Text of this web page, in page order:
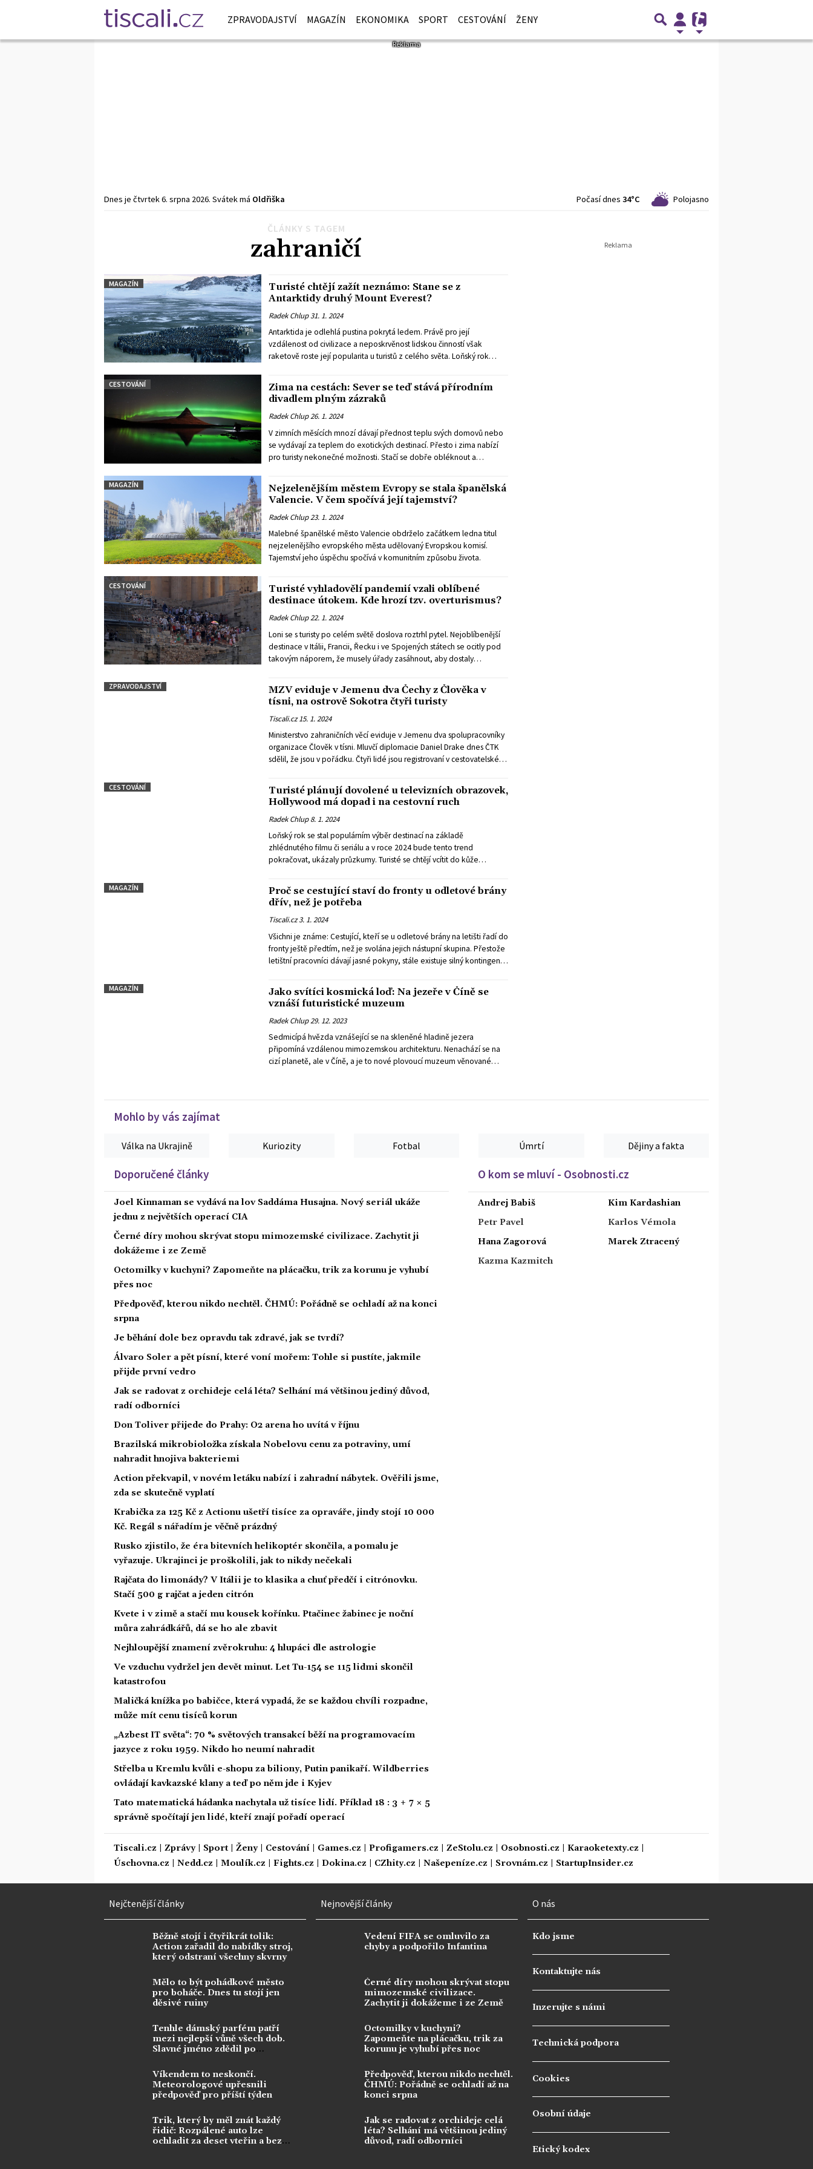
ZPRAVODAJSTVÍ MAGAZÍN EKONOMIKA SPORT CESTOVÁNÍ ŽENY
Dnes je čtvrtek6. srpna 2026. Svátek má Oldřiška Počasí dnes 34°C Polojasno
ČLÁNKY S TAGEM
zahraničí
MAGAZÍN
Turisté chtějí zažít neznámo: Stane se z
Antarktidy druhý Mount Everest?
Radek Chlup 31. 1. 2024
Antarktida je odlehlá pustina pokrytá ledem. Právě pro její
vzdálenost od civilizace a neposkrvěnost lidskou činností však
raketově roste její popularita u turistů z celého světa. Loňský rok
CESTOVÁNÍ
Zima na cestách: Sever se teď stává přírodním
divadlem plným zázraků
Radek Chlup26. 1. 2024
V zimních měsících mnozí dávají přednost teplu svých domovů nebo
se vydávají za teplem do exotických destinací. Přesto i zima nabízí
pro turisty nekonečné možnosti. Stačí se dobře obléknout a
MAGAZÍN
Nejzelenějším městem Evropy se stala španělská
Valencie. V čem spočívá její tajemství?
Radek Chlup 23. 1. 2024
Malebné španělské město Valencie obdrželo začátkem ledna titul
nejzelenějšího evropského města udělovaný Evropskou komisí.
Tajemství jeho úspěchu spočívá v komunitním způsobu života.
CESTOVÁNÍ
Turisté vyhladovělí pandemií vzali oblíbené
destinace útokem. Kde hrozí tzv. overturismus?
Radek Chlup22. 1. 2024
Loni se s turisty po celém světě doslova roztrhl pytel. Nejoblíbenější
destinace v Itálii, Francii, Řecku i ve Spojených státech se ocitly pod
takovým náporem, že musely úřady zasáhnout, aby dostaly
ZPRAVODAJSTVÍ
MZV eviduje v Jemenu dva Čechy z Člověka v
tísni, na ostrově Sokotra čtyři turisty
Tiscali.cz 15. 1. 2024
Ministerstvo zahraničních věcí eviduje v Jemenu dva spolupracovníky
organizace Člověk v tísni. Mluvčí diplomacie Daniel Drake dnes ČTK
sdělil, že jsou v pořádku. Čtyři lidé jsou registrovaní v cestovatelském
varování MZV ohledně cest do Jemenu. Američané v Jemenu v
posledních dnech opakovaně útočili na pozice húsíjských rebelů.
CESTOVÁNÍ
Turisté plánují dovolené u televizních obrazovek,
Hollywood má dopad i na cestovní ruch
Radek Chlup 8. 1. 2024
Loňský rok se stal populárním výběr destinací na základě
zhlédnutého filmu či seriálu a v roce 2024 bude tento trend
pokračovat, ukázaly průzkumy. Turisté se chtějí vcítit do kůže
MAGAZÍN
Proč se cestující staví do fronty u odletové brány
dřív, než je potřeba
Tiscali.cz 3. 1. 2024
Všichni je známe: Cestující, kteří se u odletové brány na letišti řadí do
fronty ještě předtím, než je svolána jejich nástupní skupina. Přestože
letištní pracovníci dávají jasné pokyny, stále existuje silný kontingent
nebo čekají na svých místech, aby byli na palubě jako poslední.
Zatímco druhý typ se často drží zpátky, aby se vyhnul stání ve frontě,
motivy, které vedou první skupinu, mohou být hůře odhadnutelné,
napsal list The Washington Post (WP).
MAGAZÍN
Jako svítíci kosmická loď: Na jezeře v Číně se
vznáší futuristické muzeum
Radek Chlup 29. 12. 2023
Sedmicípá hvězda vznášející se na skleněné hladině jezera
připomíná vzdálenou mimozemskou architekturu. Nenachází se na
cizí planetě, ale v Číně, a je to nové plovoucí muzeum věnované
Mohlo by vás zajímat
Válka na Ukrajině Kuriozity Fotbal Úmrtí Dějiny a fakta
Doporučené články
Joel Kinnaman se vydává na lov Saddáma Husajna. Nový seriál ukáže
jednu z největších operací CIA
Černé díry mohou skrývat stopu mimozemské civilizace. Zachytit ji
dokážeme i ze Země
Octomilky v kuchyni? Zapomeňte na plácačku, trik za korunu je vyhubí
přes noc
Předpověď, kterou nikdo nechtěl. ČHMÚ: Pořádně se ochladí až na konci
srpna
Je běhání dole bez opravdu tak zdravé, jak se tvrdí?
Álvaro Soler a pět písní, které voní mořem: Tohle si pustíte, jakmile
přijde první vedro
Jak se radovat z orchideje celá léta? Selhání má většinou jediný důvod,
radí odborníci
Don Toliver přijede do Prahy: O2 arena ho uvítá v říjnu
Brazilská mikrobioložka získala Nobelovu cenu za potraviny, umí
nahradit hnojiva bakteriemi
Action překvapil, v novém letáku nabízí i zahradní nábytek. Ověřili jsme,
zda se skutečně vyplatí
Krabička za 125 Kč z Actionu ušetří tisíce za opraváře, jindy stojí 10 000
Kč. Regál s nářadím je věčně prázdný
Rusko zjistilo, že éra bitevních helikoptér skončila, a pomalu je
vyřazuje. Ukrajinci je proškolili, jak to nikdy nečekali
Rajčata do limonády? V Itálii je to klasika a chuť předčí i citrónovku.
Stačí 500 g rajčat a jeden citrón
Kvete i v zimě a stačí mu kousek kořínku. Ptačinec žabinec je noční
můra zahrádkářů, dá se ho ale zbavit
Nejhloupější znamení zvěrokruhu: 4 hlupáci dle astrologie
Ve vzduchu vydržel jen devět minut. Let Tu-154 se 115 lidmi skončil
katastrofou
Maličká knížka po babičce, která vypadá, že se každou chvíli rozpadne,
může mít cenu tisíců korun
„Azbest IT světa“: 70 % světových transakcí běží na programovacím
jazyce z roku 1959. Nikdo ho neumí nahradit
Střelba u Kremlu kvůli e-shopu za biliony, Putin panikaří. Wildberries
ovládají kavkazské klany a teď po něm jde i Kyjev
Tato matematická hádanka nachytala už tisíce lidí. Příklad 18 : 3 + 7 × 5
správně spočítají jen lidé, kteří znají pořadí operací
O kom se mluví - Osobnosti.cz
Andrej Babiš
Petr Pavel
Hana Zagorová
Kazma Kazmitch
Kim Kardashian
Karlos Vémola
Marek Ztracený
Tiscali.cz Zprávy| Sport| Ženy| Cestování Games.cz Profigamers.cz ZeStolu.cz Osobnosti.cz Karaoketexty.cz
Úschovna.cz
Nedd.cz Moulík.cz Fights.cz Dokina.cz CZhity.cz Našepeníze.cz Srovnám.cz StartupInsider.cz
Nejčtenější články
Běžně stojí i čtyřikrát tolik:
Action zařadil do nabídky stroj,
který odstraní všechny skvrny
Mělo to být pohádkové město
pro boháče. Dnes tu stojí jen
děsivé ruiny
Tenhle dámský parfém patří
mezi nejlepší vůně všech dob.
Slavné jméno zdědil po
Víkendem to neskončí.
Meteorologové upřesnili
předpověď pro příští týden
Trik, který by měl znát každý
řidič: Rozpálené auto lze
ochladit za deset vteřin a bez
Nejnovější články
Vedení FIFA se omluvilo za
chyby a podpořilo Infantina
Černé díry mohou skrývat stopu
mimozemské civilizace.
Zachytit ji dokážeme i ze Země
Octomilky v kuchyni?
Zapomeňte na plácačku, trik za
korunu je vyhubí přes noc
Předpověď, kterou nikdo nechtěl.
ČHMÚ: Pořádně se ochladí až na
konci srpna
Jak se radovat z orchideje celá
léta? Selhání má většinou jediný
důvod, radí odborníci
O nás
Kdo jsme
Kontaktujte nás
Inzerujte s námi
Technická podpora
Cookies
Osobní údaje
Etický kodex